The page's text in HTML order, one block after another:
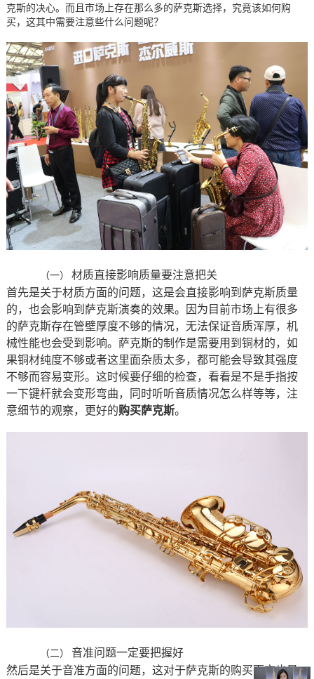
克斯的决心。而且市场上存在那么多的萨克斯选择，究竟该如何购
买，这其中需要注意些什么问题呢？
（一） 材质直接影响质量要注意把关
首先是关于材质方面的问题，这是会直接影响到萨克斯质量
的，也会影响到萨克斯演奏的效果。因为目前市场上有很多
的萨克斯存在管壁厚度不够的情况，无法保证音质浑厚，机
械性能也会受到影响。萨克斯的制作是需要用到铜材的，如
果铜材纯度不够或者这里面杂质太多，都可能会导致其强度
不够而容易变形。这时候要仔细的检查，看看是不是手指按
一下键杆就会变形弯曲，同时听听音质情况怎么样等等，注
意细节的观察，更好的购买萨克斯。
（二） 音准问题一定要把握好
然后是关于音准方面的问题，这对于萨克斯的购买而言也是